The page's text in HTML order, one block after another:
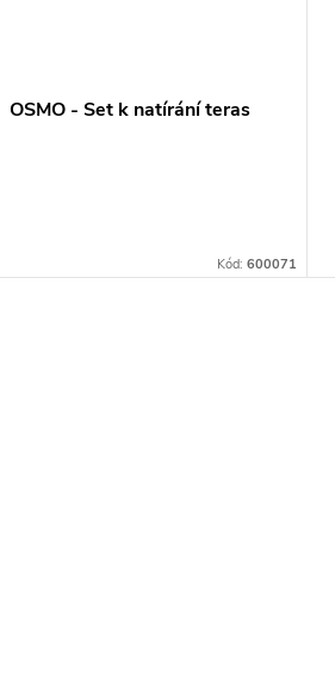
OSMO - Set k natírání teras
Kód: 600071